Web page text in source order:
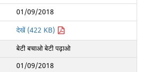
01/09/2018
देखें (422 KB)
बेटी बचाओ बेटी पढ़ाओ
01/09/2018